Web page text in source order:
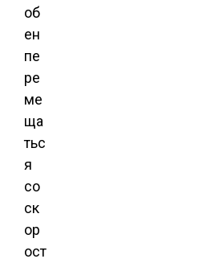
об
ен
пе
ре
ме
ща
тьс
я
со
ск
ор
ост